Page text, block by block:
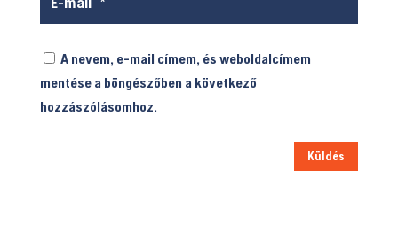
A nevem, e-mail címem, és weboldalcímem
mentése a böngészőben a következő
hozzászólásomhoz.
Küldés